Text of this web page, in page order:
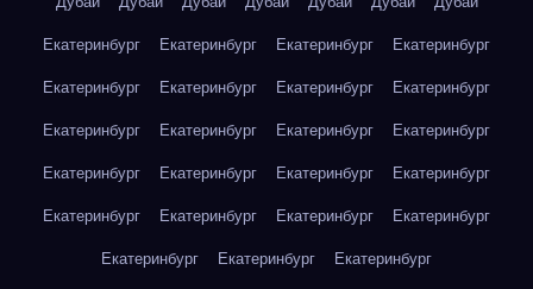
Екатеринбург
Екатеринбург Екатеринбург
Екатеринбург
Екатеринбург
Екатеринбург Екатеринбург
Екатеринбург
Екатеринбург
Екатеринбург Екатеринбург
Екатеринбург
Екатеринбург
Екатеринбург Екатеринбург
Екатеринбург
Екатеринбург
Екатеринбург Екатеринбург
Екатеринбург
Екатеринбург
Екатеринбург
Екатеринбург